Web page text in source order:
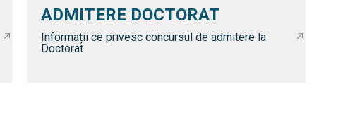
ADMITERE DOCTORAT
Informații ce privesc concursul de admitere la
Doctorat